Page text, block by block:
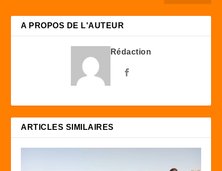
A PROPOS DE L'AUTEUR
Rédaction
ARTICLES SIMILAIRES